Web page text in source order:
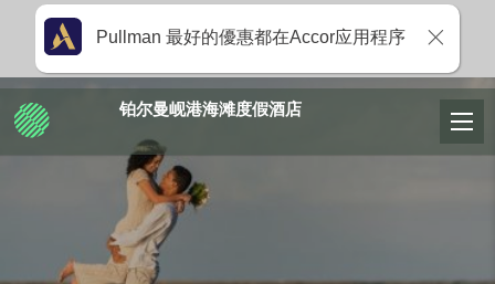
铂尔曼岘港海滩度假酒店
Pullman 最好的優惠都在Accor应用程序